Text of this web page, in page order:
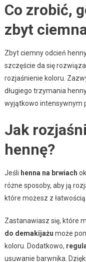
Co zrobić,
zbyt
Zbyt ciemny odcień
szczęście da się
rozjaśnienie koloru.
długiego trzymania
wyjątkowo intensywnym
Jak
hennę?
Jeśli henna na brwiach
różne sposoby, aby ją
które możesz z
Zastanawiasz się, które
do demakijażu może
koloru. Dodatkowo,
usuwanie barwnika.